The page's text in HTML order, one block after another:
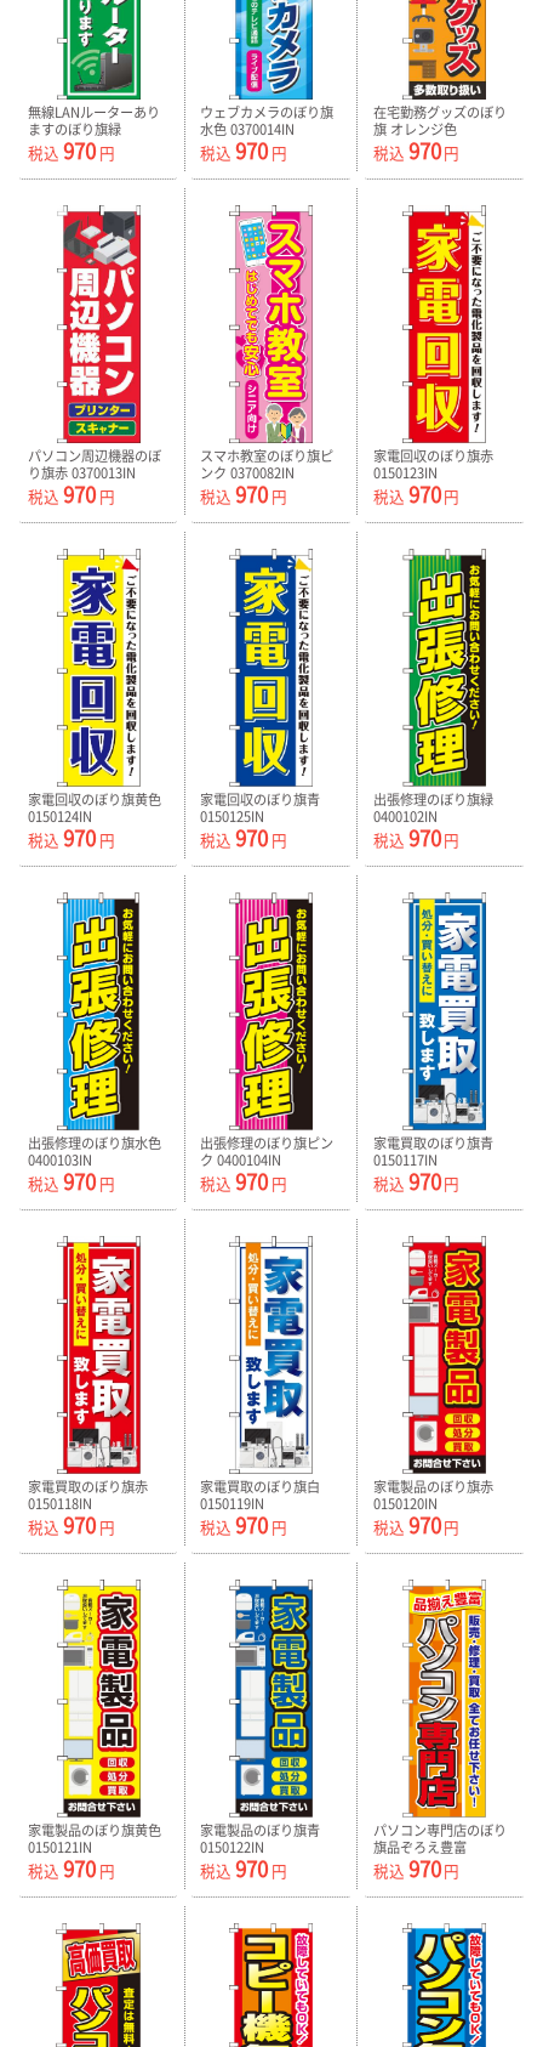
無線LANルーターあり
ますのぼり旗緑
0370104IN
税込 970 円
ウェブカメラのぼり旗
水色 0370014IN
税込 970円
在宅勤務グッズのぼり
旗 オレンジ色
0370015IN
税込 970円
パソコン周辺機器のぼ
り旗赤 0370013IN
税込 970 円
スマホ教室のぼり旗ピ
ンク 0370082IN
税込 970円
家電回収のぼり旗赤
0150123IN
税込 970円
家電回収のぼり旗黄色
0150124IN
税込 970 円
家電回収のぼり旗青
0150125IN
税込 970円
出張修理のぼり旗緑
0400102IN
税込 970円
出張修理のぼり旗水色
0400103IN
税込 970 円
出張修理のぼり旗ピン
ク 0400104IN
税込 970円
家電買取のぼり旗青
0150117IN
税込 970円
家電買取のぼり旗赤
0150118IN
税込 970 円
家電買取のぼり旗白
0150119IN
税込 970円
家電製品のぼり旗赤
0150120IN
税込 970円
家電製品のぼり旗黄色
0150121IN
税込 970 円
家電製品のぼり旗青
0150122IN
税込 970円
パソコン専門店のぼり
旗品ぞろえ豊富
0370090IN
税込 970円